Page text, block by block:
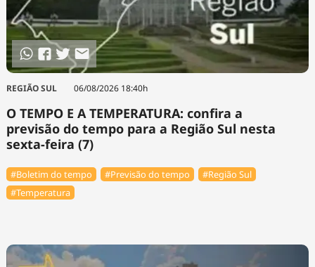
REGIÃO SUL 06/08/2026 18:40h
O TEMPO E A TEMPERATURA: confira a
previsão do tempo para a Região Sul nesta
sexta-feira (7)
#Boletim do tempo #Previsão do tempo
#Região Sul
#Temperatura